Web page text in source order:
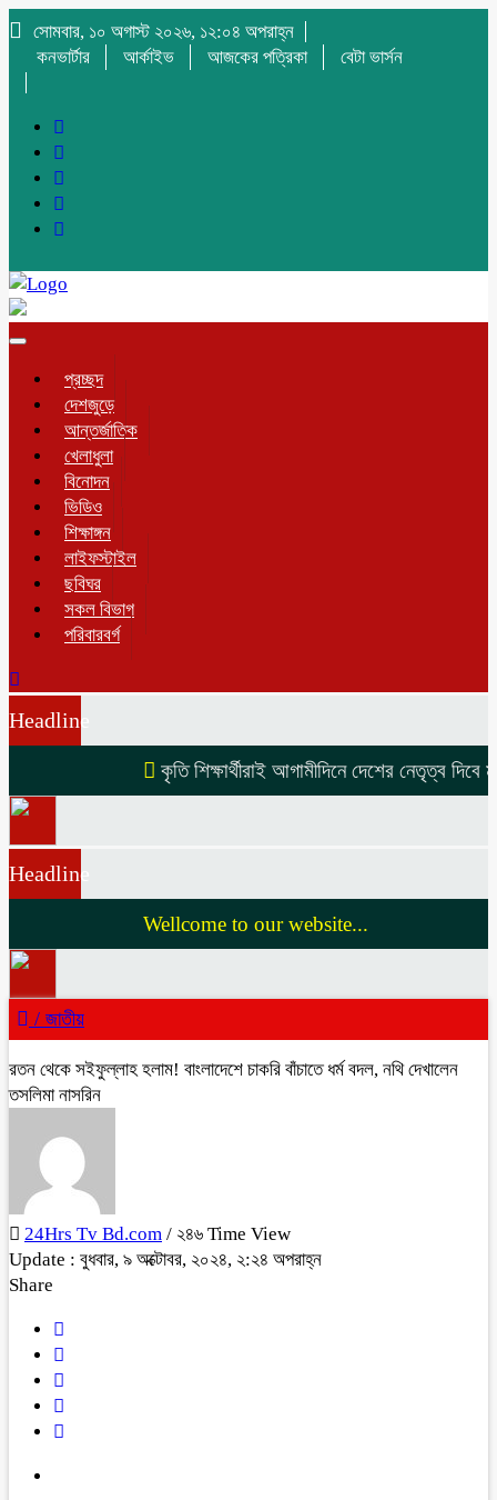
সোমবার, ১০ অগাস্ট ২০২৬, ১২:০৪ অপরাহ্ন
কনভার্টার
আর্কাইভ আজকের পত্রিকা বেটা ভার্সন
Toggle
প্রচ্ছদ
দেশজুড়ে
আন্তর্জাতিক
খেলাধুলা
বিনোদন
ভিডিও
শিক্ষাঙ্গন
লাইফস্টাইল
ছবিঘর
সকল বিভাগ
পরিবারবর্গ
Headline
কৃতি শিক্ষার্থীরাই আগামীদিনে দেশের নেতৃত্ব দিবে
Headline
Wellcome to our website...
/ জাতীয়
রতন থেকে সইফুল্লাহ হলাম! বাংলাদেশে চাকরি বাঁচাতে ধর্ম বদল, নথি দেখালেন
তসলিমা নাসরিন
24Hrs Tv Bd.com / ২৪৬ Time View
Update : বুধবার, ৯ অক্টোবর, ২০২৪, ২:২৪ অপরাহ্ন
Share